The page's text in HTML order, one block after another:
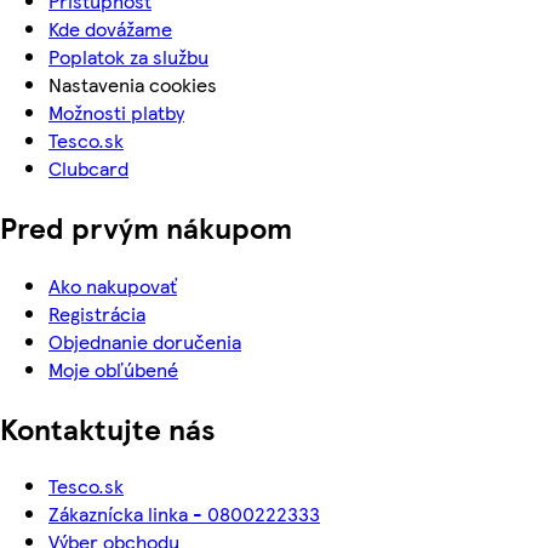
Kde dovážame
Poplatok za službu
Nastavenia cookies
Možnosti platby
Tesco.sk
Clubcard
Pred prvým nákupom
Ako nakupovať
Registrácia
Objednanie doručenia
Moje obľúbené
Kontaktujte nás
Tesco.sk
Zákaznícka linka - 0800222333
Výber obchodu